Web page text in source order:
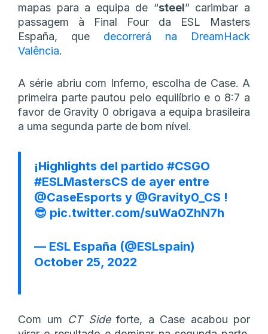
mapas para a equipa de “steel” carimbar a
passagem à Final Four da ESL Masters
España, que decorrerá na DreamHack
Valência.
A série abriu com Inferno, escolha de Case. A
primeira parte pautou pelo equilíbrio e o 8:7 a
favor de Gravity 0 obrigava a equipa brasileira
a uma segunda parte de bom nível.
¡Highlights del partido #CSGO
#ESLMastersCS de ayer entre
@CaseEsports y @Gravity0_CS !
😎 pic.twitter.com/suWa0ZhN7h
— ESL España (@ESLspain)
October 25, 2022
Com um CT Sideforte, a Case acabou por